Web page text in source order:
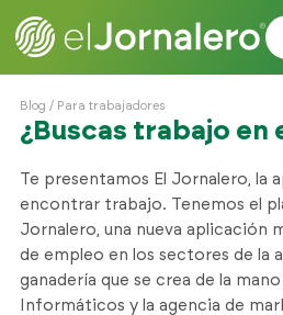
Blog / Para trabajadores
¿Buscas trabajo en
Te presentamos El Jornalero, la
encontrar trabajo. Tenemos el
Jornalero, una nueva aplicación
de empleo en los sectores de la
ganadería que se crea de la
Informáticos y la agencia de